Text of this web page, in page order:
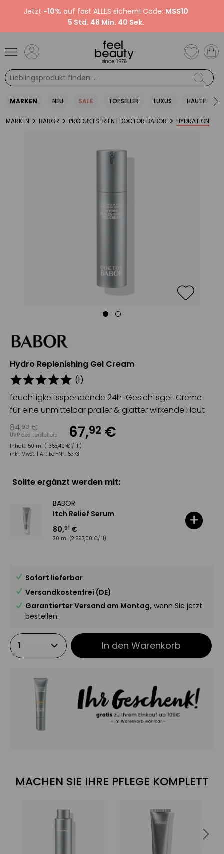
Jetzt -10% auf fast ALLES sichern! Code: MSS10
5 Std. 48 Min. 40 Sek.
MARKEN NEU SALE TOPSELLER LUXUS HAUTPFLEGE
MARKEN BABOR PRODUKTSERIEN | DOCTOR BABOR HYDRATION
Hydro Replenishing Gel Cream
(1)
feuchtigkeitsspendende 24h-Gesichtsgel-Creme
für eine unmittelbar praller & glatter wirkende Haut
84,90 €
UVP des Herstellers 67,92 €
Inhalt: 50 ml (1.358,40 € / 1l )
inkl. MwSt. | Artikel-Nr.: 5373
Sollte ergänzt werden mit:
BABOR
Itch Relief Serum
80,91 €
30 ml (2.697,00 €/ 1l)
+
Sofort lieferbar
Versandkostenfrei (DE)
Garantierter Versand am Montag, wenn Sie jetzt
bestellen.
In den Warenkorb
MACHEN SIE IHRE PFLEGE KOMPLETT